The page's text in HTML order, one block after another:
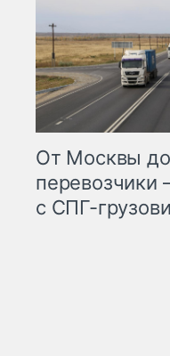
От Москвы
перевозчики
с СПГ-